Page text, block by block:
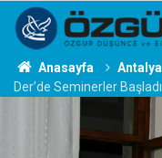
Anasayfa Antalya
Der’de Seminerler Başladı